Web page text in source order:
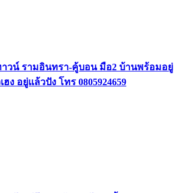
วน์ รามอินทรา-คู้บอน มือ2 บ้านพร้อมอยู่
ง อยู่แล้วปัง โทร 0805924659